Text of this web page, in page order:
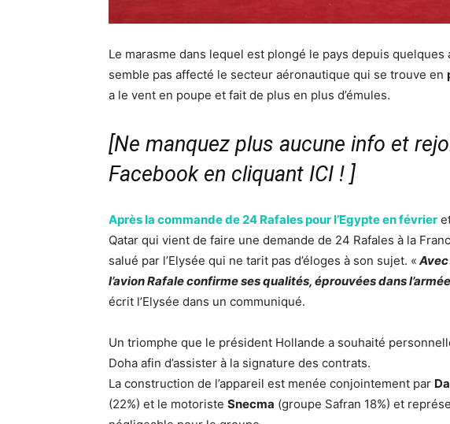
Le marasme dans lequel est plongé le pays depuis
semble pas affecté le secteur aéronautique qui se trouve en
a le vent en poupe et fait de plus en plus d’émules.
[Ne manquez plus aucune info et
Facebook en cliquant ICI ! ]
Après la commande de 24 Rafales pour l’Egypte en février
Qatar qui vient de faire une demande de 24 Rafales à la
salué par l’Elysée qui ne tarit pas d’éloges à son sujet. «
l’avion Rafale confirme ses qualités, éprouvées dans
écrit l’Elysée dans un communiqué.
Un triomphe que le président Hollande a souhaité
Doha afin d’assister à la signature des contrats.
La construction de l’appareil est menée conjointement par
(22%) et le motoriste Snecma (groupe Safran 18%) et